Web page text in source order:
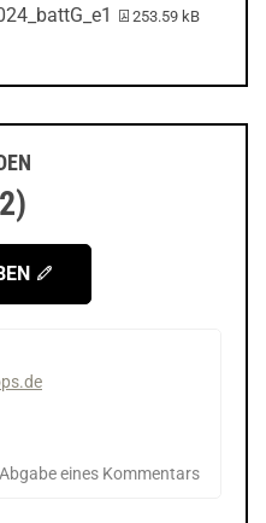
PDF-Datei:
253.59 kB
eines Kommentars